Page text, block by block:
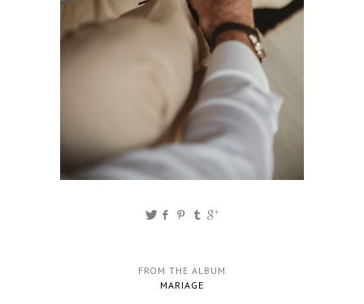
FROM THE ALBUM
MARIAGE